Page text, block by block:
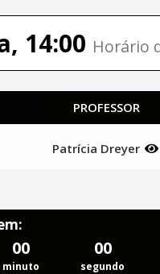
14:00 Horário
PROFESSOR
Patrícia Dreyer
00
minuto
00
segundo